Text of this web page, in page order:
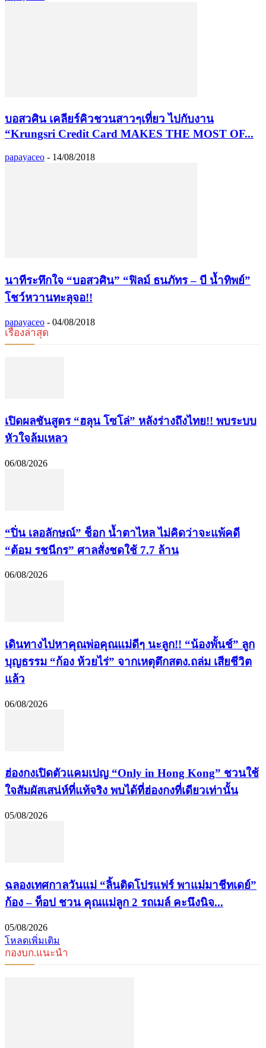
บอสวศิน เคลียร์คิวชวนสาวๆเที่ยว ไปกับงาน
“Krungsri Credit Card MAKES THE MOST OF...
papayaceo - 14/08/2018
นาทีระทึกใจ “บอสวศิน” “ฟิลม์ ธนภัทร – บี น้ำทิพย์”
โชว์หวานทะลุจอ!!
papayaceo - 04/08/2018
เรื่องล่าสุด
เปิดผลชันสูตร “ฮลุน โซโล่” หลังร่างถึงไทย!! พบระบบ
หัวใจล้มเหลว
06/08/2026
“ปิ่น เลอลักษณ์” ช็อก น้ำตาไหล ไม่คิดว่าจะแพ้คดี
“ต้อม รชนีกร” ศาลสั่งชดใช้ 7.7 ล้าน
06/08/2026
เดินทางไปหาคุณพ่อคุณแม่ดีๆ นะลูก!! “น้องพั้นช์” ลูก
บุญธรรม “ก้อง ห้วยไร่” จากเหตุตึกสตง.ถล่ม เสียชีวิต
แล้ว
06/08/2026
ฮ่องกงเปิดตัวแคมเปญ “Only in Hong Kong” ชวนใช้
ใจสัมผัสเสน่ห์ที่แท้จริง พบได้ที่ฮ่องกงที่เดียวเท่านั้น
05/08/2026
ฉลองเทศกาลวันแม่ “ลิ้นติดโปรแฟร์ พาแม่มาชีทเดย์”
ก้อง – ท็อป ชวน คุณแม่ลูก 2 รถเมล์ คะนึงนิจ...
05/08/2026
โหลดเพิ่มเติม
กองบก.แนะนำ